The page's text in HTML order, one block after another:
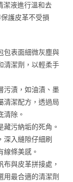
潔液進行溫和去
護皮革不受損
包表面細微灰塵與
清潔劑，以輕柔手
污漬，如油漬、墨
清潔配方，透過局
清除。
藏污納垢的死角。
深入縫隙仔細刷
線條美感。
布與皮革拼接處，
用最合適的清潔劑